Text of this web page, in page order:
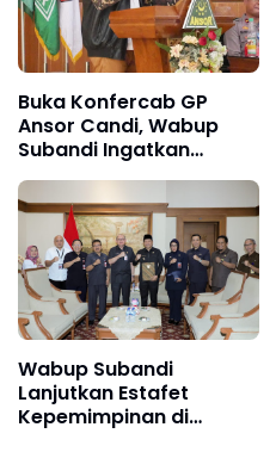
Buka Konfercab GP
Ansor Candi, Wabup
Subandi Ingatkan
Bahwa Pemuda Calon
Pemimpin Bangsa
Wabup Subandi
Lanjutkan Estafet
Kepemimpinan di